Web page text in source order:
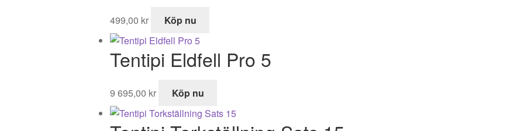
499,00 kr Köp nu
Tentipi Eldfell Pro 5
9 695,00 kr Köp nu